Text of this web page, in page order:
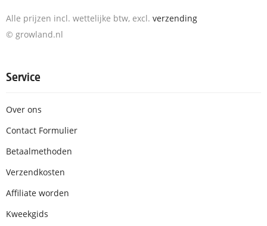
Alle prijzen incl. wettelijke btw, excl. verzending
© growland.nl
Service
Over ons
Contact Formulier
Betaalmethoden
Verzendkosten
Affiliate worden
Kweekgids